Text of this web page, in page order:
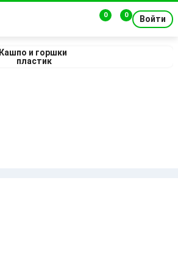
0 0 Войти
Кашпо и горшки
пластик